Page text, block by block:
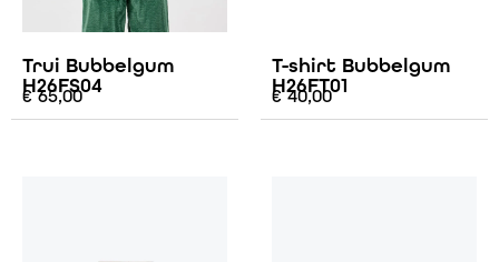
Trui Bubbelgum
H26FS04
€65,00
T-shirt Bubbelgum
H26FT01
€40,00